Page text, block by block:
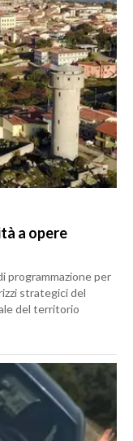
a opere
programmazione per
strategici del
del territorio